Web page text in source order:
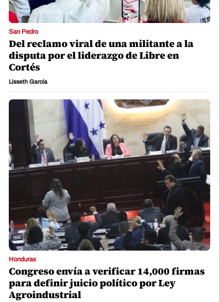
San Pedro
Del reclamo viral de una militante a la
disputa por el liderazgo de Libre en
Cortés
Lisseth García
Honduras
Congreso envía a verificar 14,000 firmas
para definir juicio político por Ley
Agroindustrial